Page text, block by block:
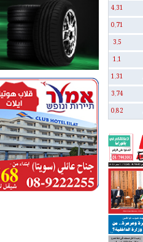
4.31
0.71
3.5
1.1
1.31
3.74
0.82